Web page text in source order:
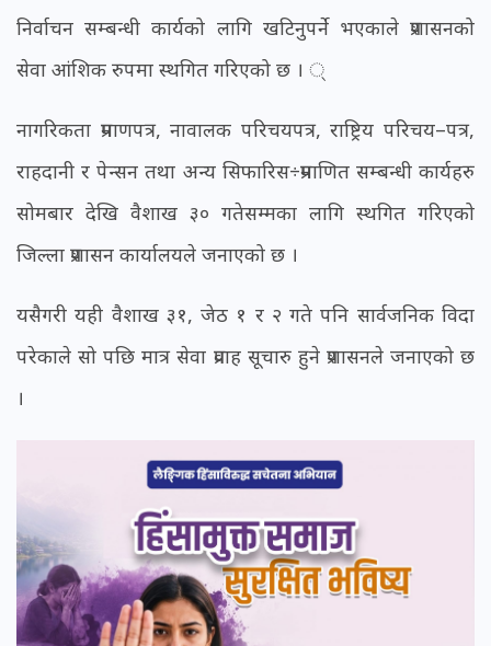
निर्वाचन सम्बन्धी कार्यको लागि खटिनुपर्ने भएकाले प्रशासनको
सेवा आंशिक रुपमा स्थगित गरिएको छ । ्
नागरिकता प्रमाणपत्र, नावालक परिचयपत्र, राष्ट्रिय परिचय–पत्र,
राहदानी र पेन्सन तथा अन्य सिफारिस÷प्रमाणित सम्बन्धी कार्यहरु
सोमबार देखि वैशाख ३० गतेसम्मका लागि स्थगित गरिएको
जिल्ला प्रशासन कार्यालयले जनाएको छ ।
यसैगरी यही वैशाख ३१, जेठ १ र २ गते पनि सार्वजनिक विदा
परेकाले सो पछि मात्र सेवा प्रवाह सूचारु हुने प्रशासनले जनाएको छ
।